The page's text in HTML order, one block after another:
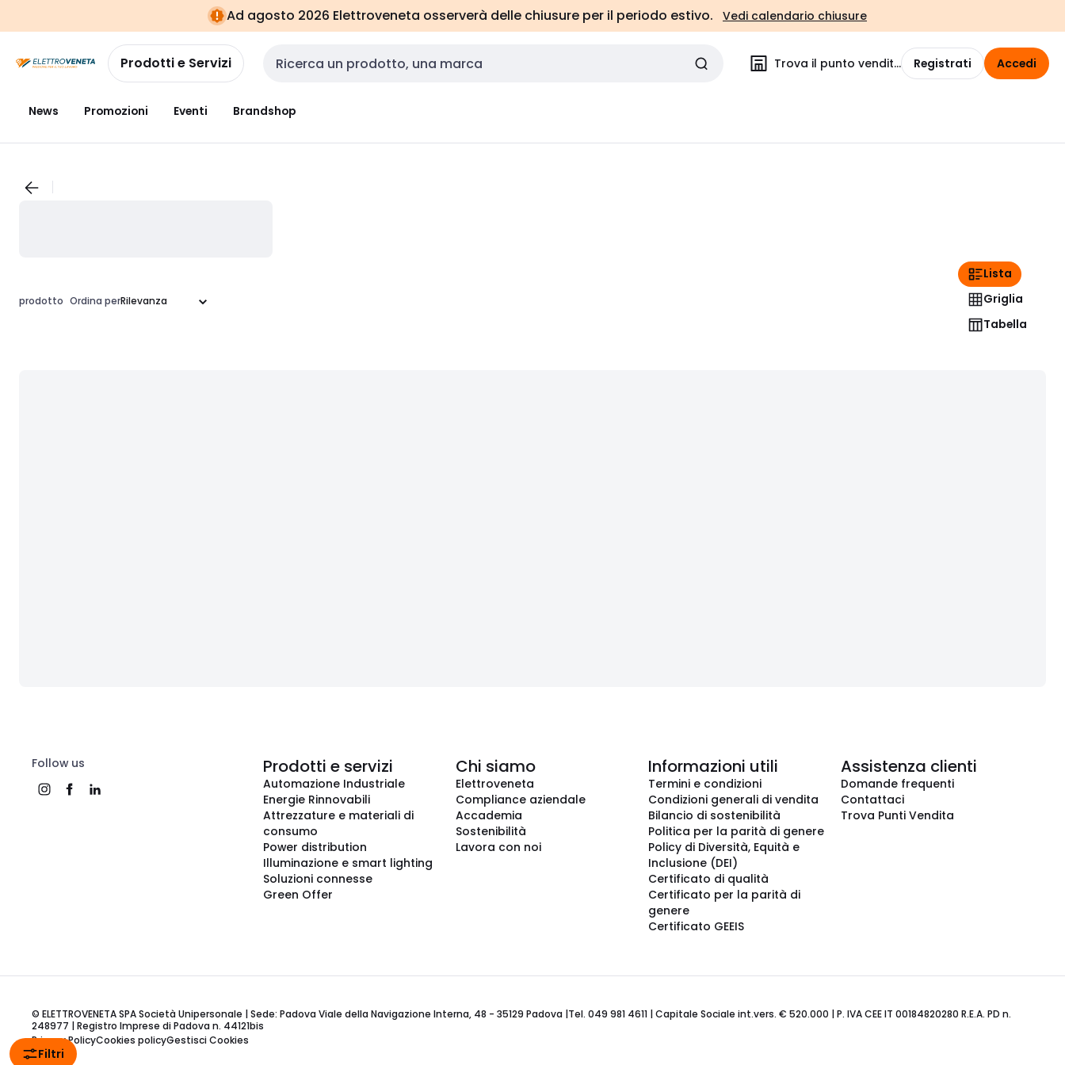
navigazionealla
pagina
Ad agosto 2026 Elettroveneta osserverà delle chiusure per il periodo estivo. Vedi calendario chiusure
Prodotti e Servizi Cerca input Trova il punto vendita Registrati Accedi
News Promozioni Eventi Brandshop
Filtri
prodotto Ordina per
Lista
Griglia
Tabella
Follow us Prodotti e servizi
Automazione Industriale
Energie Rinnovabili
Attrezzature e materiali di
consumo
Power distribution
Illuminazione e smart lighting
Soluzioni connesse
Green Offer
Chi siamo
Elettroveneta
Compliance aziendale
Accademia
Sostenibilità
Lavora con noi
Informazioni utili
Termini e condizioni
Condizioni generali di vendita
Bilancio di sostenibilità
Politica per la parità di genere
Policy di Diversità, Equità e
Inclusione (DEI)
Certificato di qualità
Certificato per la parità di
genere
Certificato GEEIS
Assistenza clienti
Domande frequenti
Contattaci
Trova Punti Vendita
© ELETTROVENETA SPA Società Unipersonale | Sede: Padova Viale della Navigazione Interna, 48 - 35129 Padova |Tel. 049 981 4611 | Capitale Sociale int.vers. € 520.000 | P. IVA CEE IT 00184820280 R.E.A. PD n.
248977 | Registro Imprese di Padova n. 44121bis
Privacy PolicyCookies policyGestisci Cookies